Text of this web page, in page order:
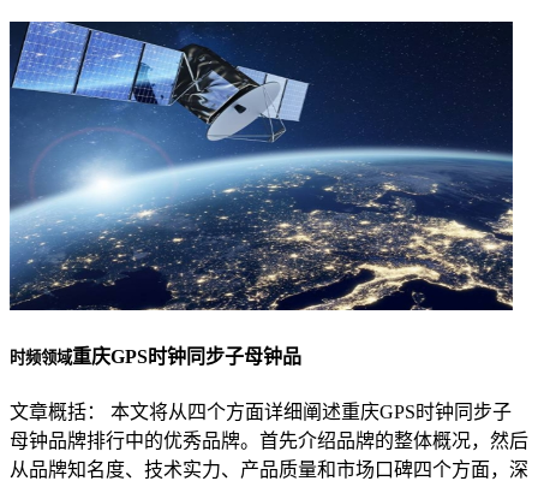
时频领域重庆GPS时钟同步子母钟品
文章概括： 本文将从四个方面详细阐述重庆GPS时钟同步子
母钟品牌排行中的优秀品牌。首先介绍品牌的整体概况，然后
从品牌知名度、技术实力、产品质量和市场口碑四个方面，深